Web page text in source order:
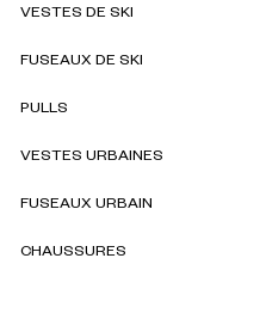
VESTES DE SKI
FUSEAUX DE SKI
PULLS
VESTES URBAINES
FUSEAUX URBAIN
CHAUSSURES